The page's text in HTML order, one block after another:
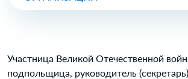
Участница Великой Отечественной
подпольщица, руководитель